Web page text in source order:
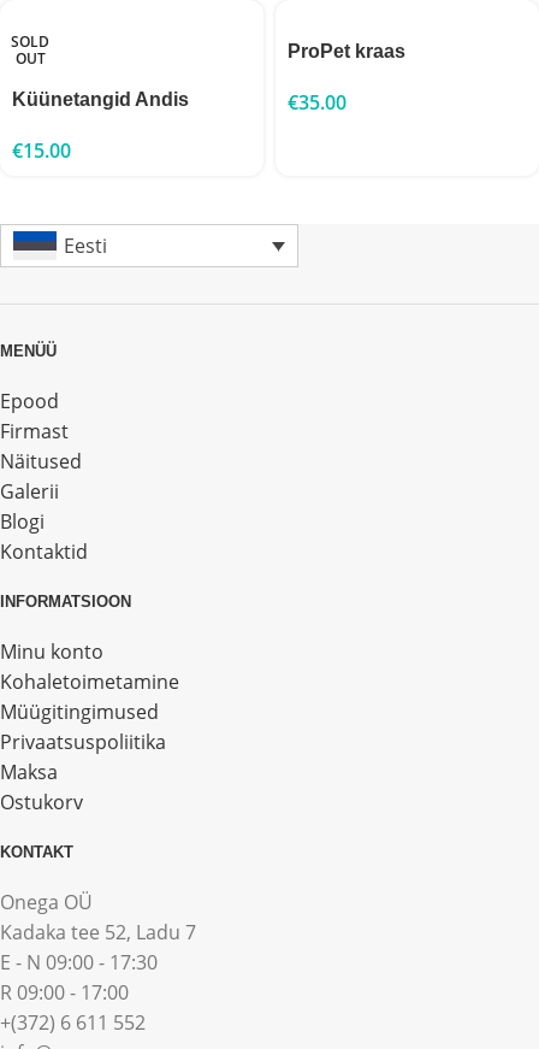
SOLD
OUT
Küünetangid Andis
€15.00
ProPet kraas
€35.00
Eesti
MENÜÜ
Epood
Firmast
Näitused
Galerii
Blogi
Kontaktid
INFORMATSIOON
Minu konto
Kohaletoimetamine
Müügitingimused
Privaatsuspoliitika
Maksa
Ostukorv
KONTAKT
Onega OÜ
Kadaka tee 52, Ladu 7
E - N 09:00 - 17:30
R 09:00 - 17:00
+(372) 6 611 552